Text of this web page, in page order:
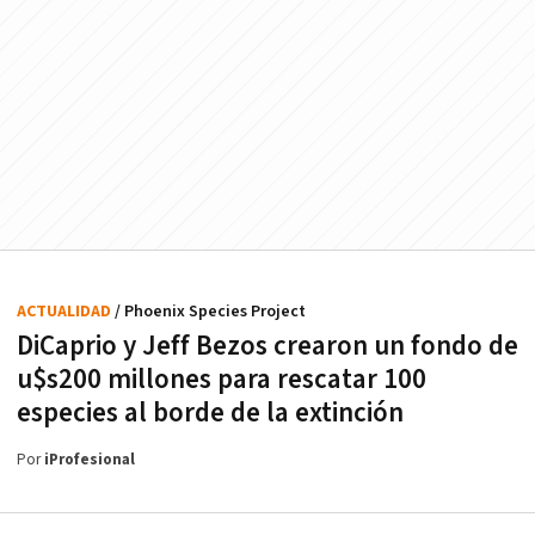
DiCaprio y Jeff Bezos crearon un fondo de
u$s200 millones para rescatar 100
especies al borde de la extinción
ACTUALIDAD / Phoenix Species Project
PoriProfesional